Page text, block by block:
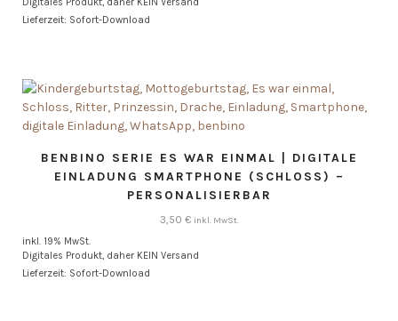
Lieferzeit: Sofort-Download
BENBINO SERIE ES WAR EINMAL | DIGITALE
EINLADUNG SMARTPHONE (SCHLOSS) –
PERSONALISIERBAR
3,50 € inkl. MwSt.
inkl. 19% MwSt.
Digitales Produkt, daher KEIN Versand
Lieferzeit: Sofort-Download